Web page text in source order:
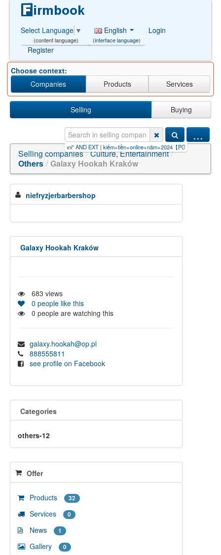
Select Language ▼
(content language)
English
(interface language)
Login
Register
Choose context:
Companies
Products Services
Selling Buying
...
miÄ™sna w dani" AND EXT|kiếm+tiền+online+năm+2024【PG99.S|
Selling companies / Culture, Entertainment /
Others / Galaxy Hookah Kraków
niefryzjerbarbershop
Galaxy Hookah Kraków
683 views
0 people like this
0 people are watching this
galaxy.hookah@op.pl
888555811
see profile on Facebook
Categories
others-12
Offer
Products 32
Services 0
News 1
Gallery 0